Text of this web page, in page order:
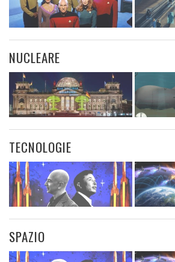
NUCLEARE
TECNOLOGIE
SPAZIO